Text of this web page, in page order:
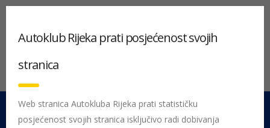
051 212 442 Centrala
Autoklub Rijeka prati posjećenost svojih
stranica
Web stranica Autokluba Rijeka prati statističku
posjećenost svojih stranica isključivo radi dobivanja